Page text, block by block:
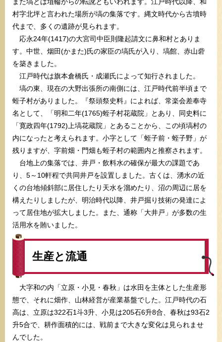
村字北坪と言われた場所が塙の集落です。縄文時代から古墳時
代まで、多くの遺跡が見られます。
応永24年(1417)の大宮司中臣則隆起請文に鼻和村とありま
す。中世、烟田(かまた)氏の家臣の塙氏が入り、塙館、赤山砦
を築きました。
​ 江戸時代は旗本倉橋氏・成瀬氏によって知行されました。
塙の東、現在の大野出張所の南側には、江戸時代前半頃まで
蛭子村がありました。『祭頭祭史料』によれば、常楽会差奉寺
名として、「明和二年(1765)蛭子村花蔵院」とあり、同史料に
「寛政四年(1792)上塙花蔵院」とあることから、この頃塙村の
内になったと考えられます。小字として「蛭子前・蛭子野」が
残りますが、字前畑・門畑も蛭子村の範囲内と推察されます。
台地上の集落では、井戸・飲料水の確保が最大の課題であ
り、5～10軒程で共同井戸を設置しました。古くは、湧水の近
くの台地傾斜部に居住したり天水を溜めたり、沼の周辺に居を
構えたりしましたが、明治時代以降、井戸掘り技術の発達によ
って居住地が拡大しました。また、通称「大井戸」が多数の生
活用水を賄いました。
生産と流通
大字和の内「立原・小見・春秋」は水田を主体とした生産形
態で、それに畑作、山林経営が産業基盤でした。江戸時代の石
高は、立原は322石1斗3升、小見は205石6升8合、春秋は93石2
升5合で、耕作面積的には、戦前まで大きな変化は見られませ
んでした。